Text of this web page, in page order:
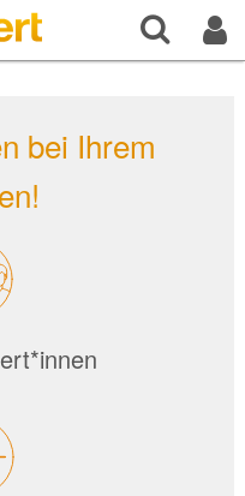
bei Ihrem